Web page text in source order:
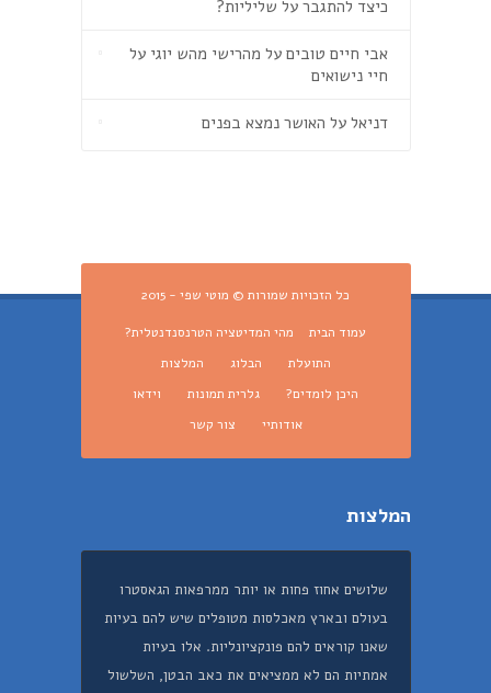
כיצד להתגבר על שליליות?
אבי חיים טובים על מהרישי מהש יוגי על
חיי נישואים
דניאל על האושר נמצא בפנים
כל הזכויות שמורות © מוטי שפי - 2015
עמוד הבית
מהי המדיטציה הטרנסנדנטלית?
התועלת
הבלוג
המלצות
היכן לומדים?
גלרית תמונות
וידאו
אודותיי
צור קשר
המלצות
שלושים אחוז פחות או יותר ממרפאות הגאסטרו
בעולם ובארץ מאכלסות מטופלים שיש להם בעיות
שאנו קוראים להם פונקציונליות. אלו בעיות
אמתיות הם לא ממציאים את כאב הבטן, השלשול